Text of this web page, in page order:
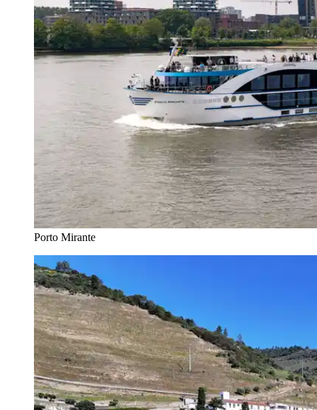
Porto Mirante